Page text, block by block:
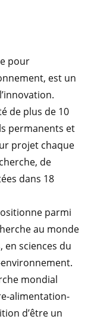
pour
est un
de plus de 10
permanents et
projet chaque
de
dans 18
parmi
au monde
en sciences du
mondial
alimentation-
d’être un